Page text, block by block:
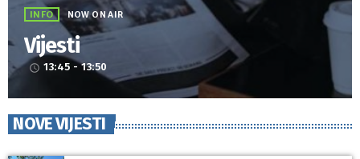
INFO NOW ON AIR
Vijesti
access_time 13:45 - 13:50
NOVE VIJESTI